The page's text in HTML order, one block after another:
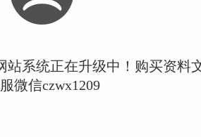
站系统正在升级中！购买资料
微信czwx1209